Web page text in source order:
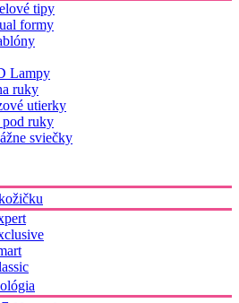
tipy
formy
Lampy
ruky
utierky
ruky
sviečky